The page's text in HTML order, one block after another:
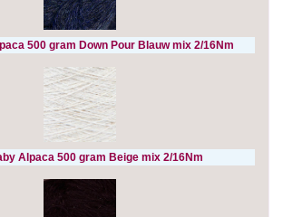
500 gram Down Pour Blauw mix 2/16Nm
Alpaca 500 gram Beige mix 2/16Nm